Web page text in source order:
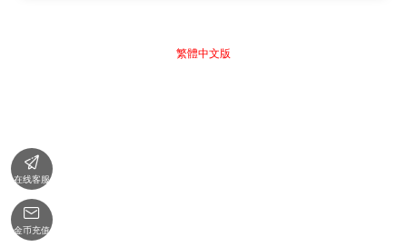
繁體中文版

在线客服

金币充值